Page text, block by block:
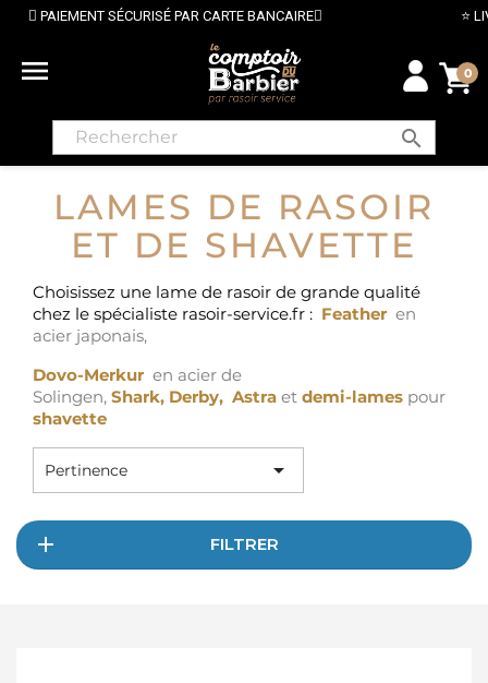
SÉCURISÉ PAR CARTE BANCAIRE ⭐ LIVRAISON
 0
search
LAMES DE RASOIR
ET DE SHAVETTE
Choisissez une lame de rasoir de grande qualité
chez le spécialiste rasoir-service.fr : Feather en
acier japonais,
Dovo-Merkur en acier de
Solingen, Shark, Derby, Astra et demi-lames pour
shavette
Pertinence 
FILTRER